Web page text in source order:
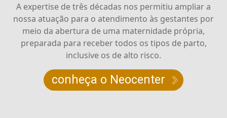
A expertise de três décadas nos permitiu ampliar a
nossa atuação para o atendimento às gestantes por
meio da abertura de uma maternidade própria,
preparada para receber todos os tipos de parto,
inclusive os de alto risco.
conheça o Neocenter